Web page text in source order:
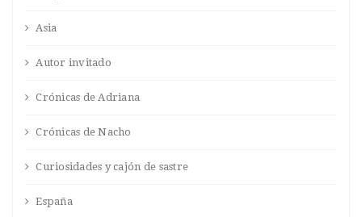
Asia
Autor invitado
Crónicas de Adriana
Crónicas de Nacho
Curiosidades y cajón de sastre
España